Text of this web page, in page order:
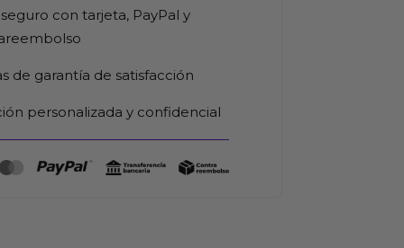
con tarjeta, PayPal y
de garantía de satisfacción
personalizada y confidencial